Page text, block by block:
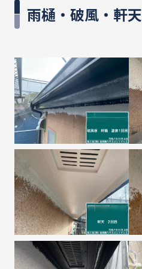
雨樋・破風・軒天